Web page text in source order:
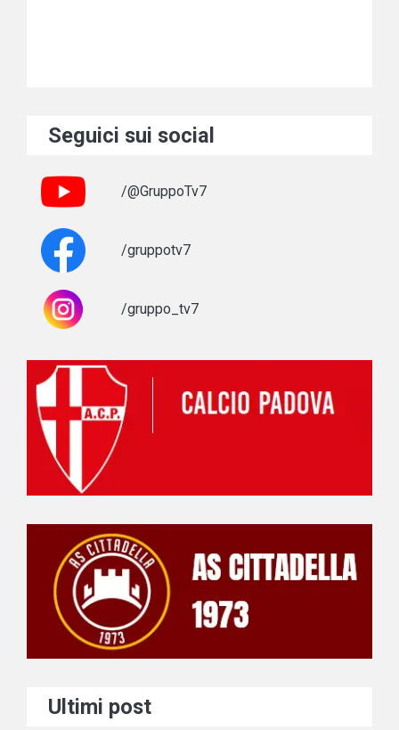
Seguici sui social
/@GruppoTv7
/gruppotv7
/gruppo_tv7
Ultimi post